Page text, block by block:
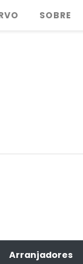
SOBRE
Arranjadores